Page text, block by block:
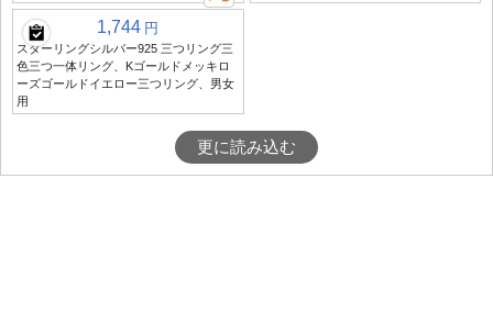
1,744 円
スターリングシルバー925 三つリング三
色三つ一体リング、Kゴールドメッキロ
ーズゴールドイエロー三つリング、男女
用
更に読み込む